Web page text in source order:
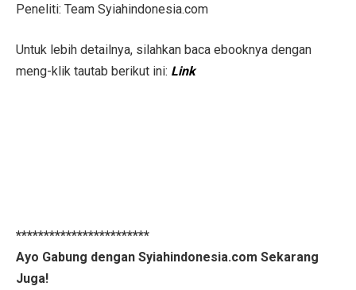
Peneliti: Team Syiahindonesia.com
Untuk lebih detailnya, silahkan baca ebooknya dengan
meng-klik tautab berikut ini: Link
************************
Ayo Gabung dengan Syiahindonesia.com Sekarang
Juga!